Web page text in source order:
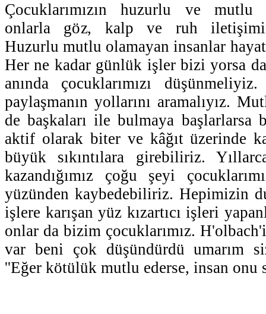
Çocuklarımızın huzurlu ve mutlu
onlarla göz, kalp ve ruh
Huzurlu mutlu olamayan insanlar
Her ne kadar günlük işler bizi yorsa da
anında çocuklarımızı
paylaşmanın yollarını aramalıyız.
de başkaları ile bulmaya başlarlarsa
aktif olarak biter ve kâğıt üzerinde
büyük sıkıntılara girebiliriz.
kazandığımız çoğu şeyi
yüzünden kaybedebiliriz. Hepimizin
işlere karışan yüz kızartıcı işleri
onlar da bizim çocuklarımız.
var beni çok düşündürdü umarım
''Eğer kötülük mutlu ederse, insan onu